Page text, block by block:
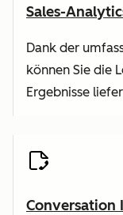
Sales-
Dank der
können Sie die
Ergebnisse
Conversation